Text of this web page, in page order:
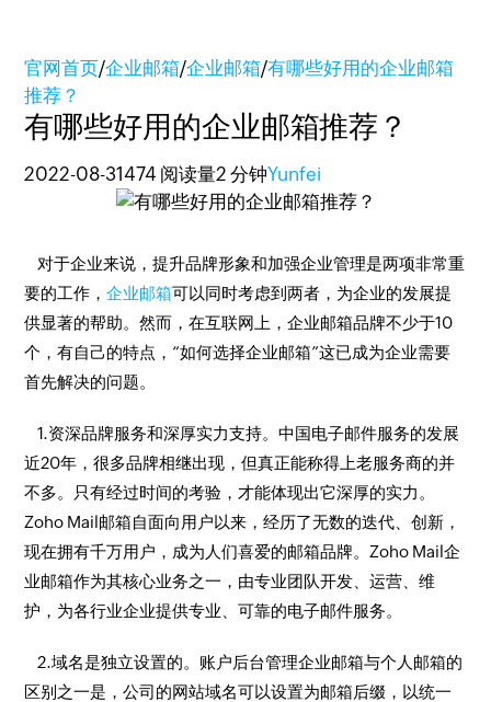
官网首页/企业邮箱/企业邮箱/有哪些好用的企业邮箱
推荐？
有哪些好用的企业邮箱推荐？
2022-08-31474 阅读量2 分钟Yunfei
对于企业来说，提升品牌形象和加强企业管理是两项非常重
要的工作，企业邮箱可以同时考虑到两者，为企业的发展提
供显著的帮助。然而，在互联网上，企业邮箱品牌不少于10
个，有自己的特点，“如何选择企业邮箱”这已成为企业需要
首先解决的问题。
1.资深品牌服务和深厚实力支持。中国电子邮件服务的发展
近20年，很多品牌相继出现，但真正能称得上老服务商的并
不多。只有经过时间的考验，才能体现出它深厚的实力。
Zoho Mail邮箱自面向用户以来，经历了无数的迭代、创新，
现在拥有千万用户，成为人们喜爱的邮箱品牌。Zoho Mail企
业邮箱作为其核心业务之一，由专业团队开发、运营、维
护，为各行业企业提供专业、可靠的电子邮件服务。
2.域名是独立设置的。账户后台管理企业邮箱与个人邮箱的
区别之一是，公司的网站域名可以设置为邮箱后缀，以统一